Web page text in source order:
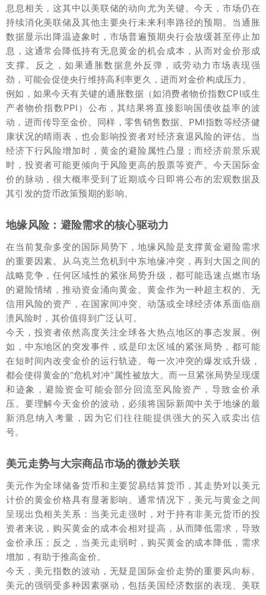
息息相关，这其中以美联储的动向尤为关键。今天，市场仍在
持续消化美联储及其他主要央行未来利率路径的预期。当通胀
数据显示出降温迹象时，市场普遍预期央行会放缓甚至停止加
息，这通常会降低持有无息黄金的机会成本，从而对金价形成
支撑。反之，如果通胀数据意外反弹，或劳动力市场表现强
劲，可能会促使央行维持高利率更久，进而对金价构成压力。
例如，如果今天有关键的通胀数据（如消费者物价指数CPI或生
产者物价指数PPI）公布，其结果将直接影响国债收益率的波
动，进而传导至金价。同样，零售销售数据、PMI指数等经济健
康状况的晴雨表，也会影响投资者对经济衰退风险的评估。当
经济下行风险增加时，黄金的避险属性凸显；而经济前景乐观
时，投资者可能更倾向于风险更高的股票等资产。今天国际金
价的脉动，很大概率受到了近期或今日即将公布的宏观数据及
其引发的货币政策预期的影响。
地缘风险：避险需求的核心驱动力
在当前复杂多变的国际局势下，地缘风险是支撑黄金避险需求
的重要因素。从乌克兰危机到中东地缘冲突，再到大国之间的
战略竞争，任何区域性的紧张局势升级，都可能迅速点燃市场
的避险情绪，推动资金涌向黄金。黄金作为一种超主权的、无
信用风险的资产，在国家间冲突、动荡或全球经济体系面临崩
溃风险时，其价值得到广泛认可。
今天，投资者依然高度关注全球各大热点地区的事态发展。例
如，中东地区的突发事件，或是印太区域的紧张局势，都可能
在短时间内改变金价的运行轨迹。每一次冲突的爆发或升级，
都会使得黄金的“危机对冲”属性被放大。而一旦紧张局势呈现缓
和迹象，避险资金可能会部分回流至风险资产，导致金价承
压。要理解今天金价的波动，必须将国际新闻中关于地缘的最
新消息纳入考量，因为它们往往能提供强大的买入或卖出信
号。
美元走势与大宗商品市场的微妙关联
美元作为全球储备货币和主要贸易结算货币，其走势对以美元
计价的黄金价格具有显著影响。通常情况下，美元与黄金之间
呈现出负相关关系：当美元走强时，对于持有非美元货币的投
资者来说，购买黄金的成本会相对提高，从而降低需求，导致
金价承压；反之，当美元走弱时，购买黄金的成本降低，需求
增加，有助于推高金价。
今天，美元指数的波动，无疑是国际金价走势的重要风向标。
美元的强弱受多种因素驱动，包括美国经济数据的表现、美联